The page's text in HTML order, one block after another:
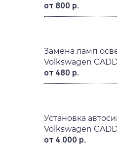
от 800 р.
Замена ламп
Volkswagen
от 480 р.
Установка
Volkswagen
от 4 000 р.